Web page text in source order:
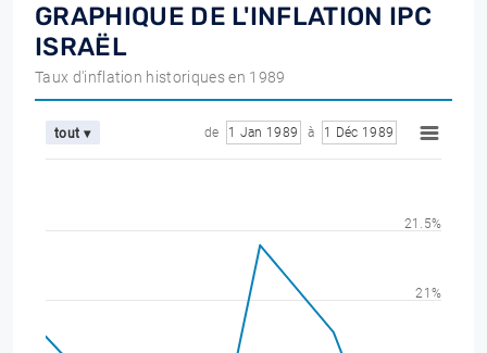
GRAPHIQUE DE L'INFLATION IPC
ISRAËL
Taux d'inflation historiques en 1989
tout ▾ de 1 Jan 1989 à 1 Déc 1989
21%
21.5%